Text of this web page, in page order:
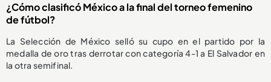
¿Cómo clasificó México a la final del torneo femenino
de fútbol?
La Selección de México selló su cupo en el partido por la
medalla de oro tras derrotar con categoría 4-1 a El Salvador en
la otra semifinal.